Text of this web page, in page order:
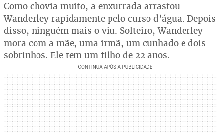
Como chovia muito, a enxurrada arrastou
Wanderley rapidamente pelo curso d’água. Depois
disso, ninguém mais o viu. Solteiro, Wanderley
mora com a mãe, uma irmã, um cunhado e dois
sobrinhos. Ele tem um filho de 22 anos.